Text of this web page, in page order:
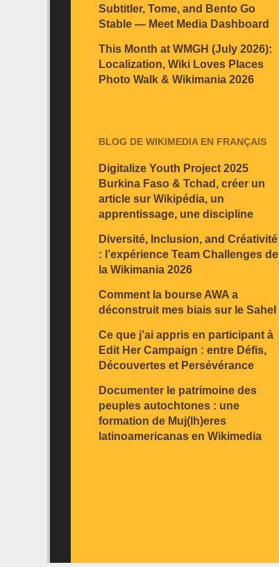
Subtitler, Tome, and Bento Go
Stable — Meet Media Dashboard
This Month at WMGH (July 2026):
Localization, Wiki Loves Places
Photo Walk & Wikimania 2026
BLOG DE WIKIMEDIA EN FRANÇAIS
Digitalize Youth Project 2025
Burkina Faso & Tchad, créer un
article sur Wikipédia, un
apprentissage, une discipline
Diversité, Inclusion, and Créativité
: l’expérience Team Challenges de
la Wikimania 2026
Comment la bourse AWA a
déconstruit mes biais sur le Sahel
Ce que j’ai appris en participant à
Edit Her Campaign : entre Défis,
Découvertes et Persévérance
Documenter le patrimoine des
peuples autochtones : une
formation de Muj(lh)eres
latinoamericanas en Wikimedia